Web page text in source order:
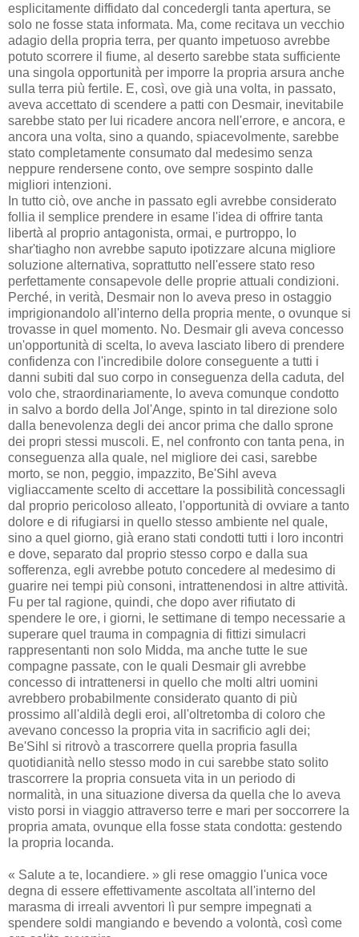
esplicitamente diffidato dal concedergli tanta apertura, se
solo ne fosse stata informata. Ma, come recitava un vecchio
adagio della propria terra, per quanto impetuoso avrebbe
potuto scorrere il fiume, al deserto sarebbe stata sufficiente
una singola opportunità per imporre la propria arsura anche
sulla terra più fertile. E, così, ove già una volta, in passato,
aveva accettato di scendere a patti con Desmair, inevitabile
sarebbe stato per lui ricadere ancora nell'errore, e ancora, e
ancora una volta, sino a quando, spiacevolmente, sarebbe
stato completamente consumato dal medesimo senza
neppure rendersene conto, ove sempre sospinto dalle
migliori intenzioni.
In tutto ciò, ove anche in passato egli avrebbe considerato
follia il semplice prendere in esame l'idea di offrire tanta
libertà al proprio antagonista, ormai, e purtroppo, lo
shar'tiagho non avrebbe saputo ipotizzare alcuna migliore
soluzione alternativa, soprattutto nell'essere stato reso
perfettamente consapevole delle proprie attuali condizioni.
Perché, in verità, Desmair non lo aveva preso in ostaggio
imprigionandolo all'interno della propria mente, o ovunque si
trovasse in quel momento. No. Desmair gli aveva concesso
un'opportunità di scelta, lo aveva lasciato libero di prendere
confidenza con l'incredibile dolore conseguente a tutti i
danni subiti dal suo corpo in conseguenza della caduta, del
volo che, straordinariamente, lo aveva comunque condotto
in salvo a bordo della Jol'Ange, spinto in tal direzione solo
dalla benevolenza degli dei ancor prima che dallo sprone
dei propri stessi muscoli. E, nel confronto con tanta pena, in
conseguenza alla quale, nel migliore dei casi, sarebbe
morto, se non, peggio, impazzito, Be'Sihl aveva
vigliaccamente scelto di accettare la possibilità concessagli
dal proprio pericoloso alleato, l'opportunità di ovviare a tanto
dolore e di rifugiarsi in quello stesso ambiente nel quale,
sino a quel giorno, già erano stati condotti tutti i loro incontri
e dove, separato dal proprio stesso corpo e dalla sua
sofferenza, egli avrebbe potuto concedere al medesimo di
guarire nei tempi più consoni, intrattenendosi in altre attività.
Fu per tal ragione, quindi, che dopo aver rifiutato di
spendere le ore, i giorni, le settimane di tempo necessarie a
superare quel trauma in compagnia di fittizi simulacri
rappresentanti non solo Midda, ma anche tutte le sue
compagne passate, con le quali Desmair gli avrebbe
concesso di intrattenersi in quello che molti altri uomini
avrebbero probabilmente considerato quanto di più
prossimo all'aldilà degli eroi, all'oltretomba di coloro che
avevano concesso la propria vita in sacrificio agli dei;
Be'Sihl si ritrovò a trascorrere quella propria fasulla
quotidianità nello stesso modo in cui sarebbe stato solito
trascorrere la propria consueta vita in un periodo di
normalità, in una situazione diversa da quella che lo aveva
visto porsi in viaggio attraverso terre e mari per soccorrere la
propria amata, ovunque ella fosse stata condotta: gestendo
la propria locanda.
« Salute a te, locandiere. » gli rese omaggio l'unica voce
degna di essere effettivamente ascoltata all'interno del
marasma di irreali avventori lì pur sempre impegnati a
spendere soldi mangiando e bevendo a volontà, così come